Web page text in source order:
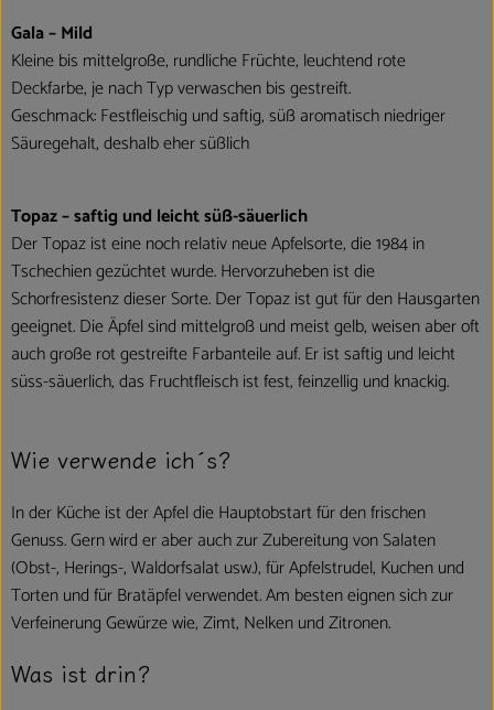
Gala – Mild
Kleine bis mittelgroße, rundliche Früchte, leuchtend rote
Deckfarbe, je nach Typ verwaschen bis gestreift.
Geschmack: Festfleischig und saftig, süß aromatisch niedriger
Säuregehalt, deshalb eher süßlich
Topaz – saftig und leicht süß-säuerlich
Der Topaz ist eine noch relativ neue Apfelsorte, die 1984 in
Tschechien gezüchtet wurde. Hervorzuheben ist die
Schorfresistenz dieser Sorte. Der Topaz ist gut für den Hausgarten
geeignet. Die Äpfel sind mittelgroß und meist gelb, weisen aber oft
auch große rot gestreifte Farbanteile auf. Er ist saftig und leicht
süss-säuerlich, das Fruchtfleisch ist fest, feinzellig und knackig.
Wie verwende ich´s?
In der Küche ist der Apfel die Hauptobstart für den frischen
Genuss. Gern wird er aber auch zur Zubereitung von Salaten
(Obst-, Herings-, Waldorfsalat usw.), für Apfelstrudel, Kuchen und
Torten und für Bratäpfel verwendet. Am besten eignen sich zur
Verfeinerung Gewürze wie, Zimt, Nelken und Zitronen.
Was ist drin?